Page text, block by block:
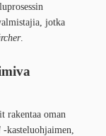
jotka
.
rakentaa oman
-kasteluohjaimen,